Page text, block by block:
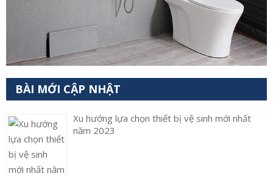
BÀI MỚI CẬP NHẬT
Xu hướng lựa chọn thiết bị vệ sinh mới nhất
năm 2023